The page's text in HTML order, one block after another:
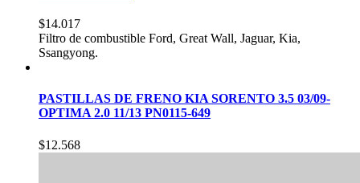
$14.017
Filtro de combustible Ford, Great Wall, Jaguar, Kia,
Ssangyong.
PASTILLAS DE FRENO KIA SORENTO 3.5 03/09-
OPTIMA 2.0 11/13 PN0115-649
$12.568